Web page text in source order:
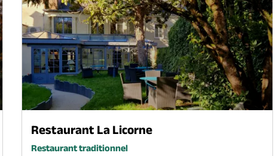
Restaurant La Licorne
Restaurant traditionnel